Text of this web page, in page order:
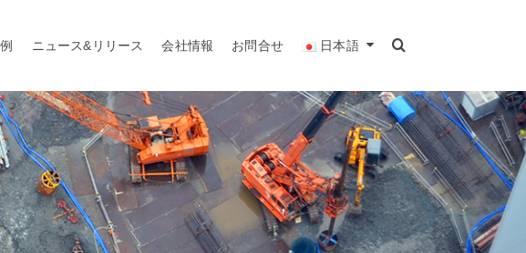
ニュース&リリース 会社情報 お問合せ 日本語